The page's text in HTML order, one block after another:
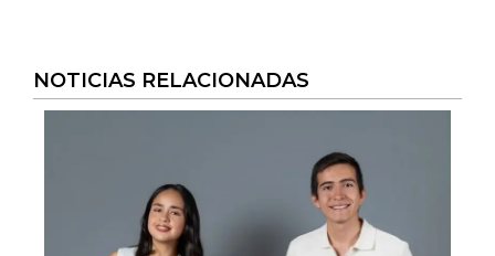
NOTICIAS RELACIONADAS